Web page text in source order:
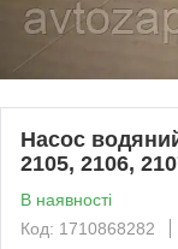
Насос
2105, 2106,
В наявності
Код: 1710868282